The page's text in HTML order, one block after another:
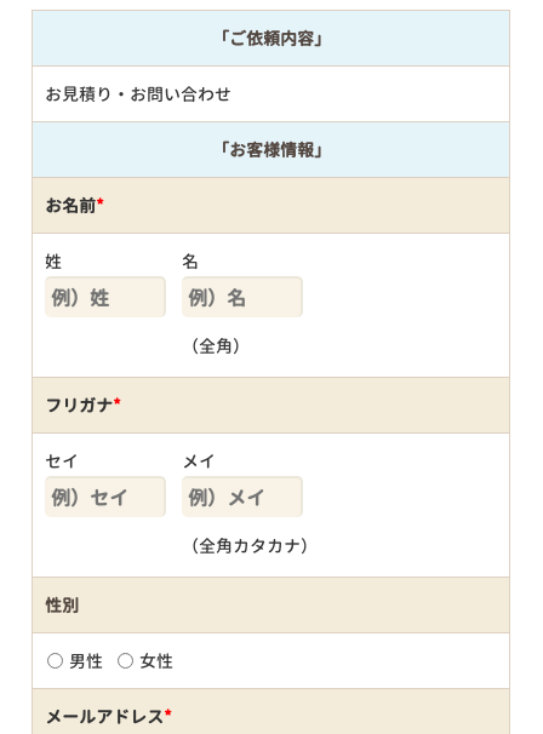
「ご依頼内容」
お見積り・お問い合わせ
「お客様情報」
お名前*
姓 名
（全角）
フリガナ*
セイ メイ
（全角カタカナ）
性別
男性 女性
メールアドレス*